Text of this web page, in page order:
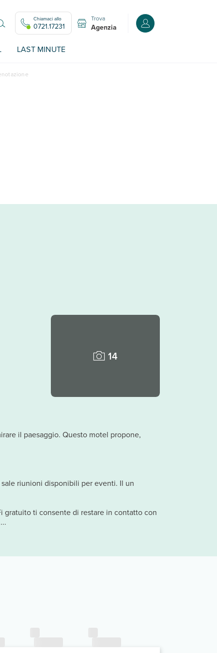
Chiamaci allo
0721.17231
Trova
Agenzia Accedi o registrati
LAST MINUTE
14
il paesaggio. Questo motel propone,
riunioni disponibili per eventi. Il un
gratuito ti consente di restare in contatto con